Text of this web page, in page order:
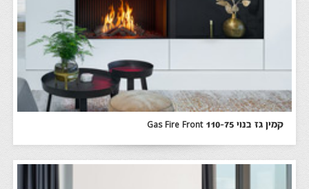
קמין גז בנוי Gas Fire Front 110-75